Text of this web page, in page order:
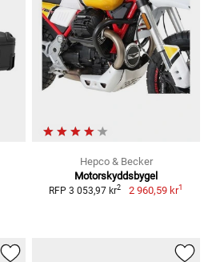
Hepco & Becker
Motorskyddsbygel
RFP 3 053,97 kr2 2 960,59 kr1